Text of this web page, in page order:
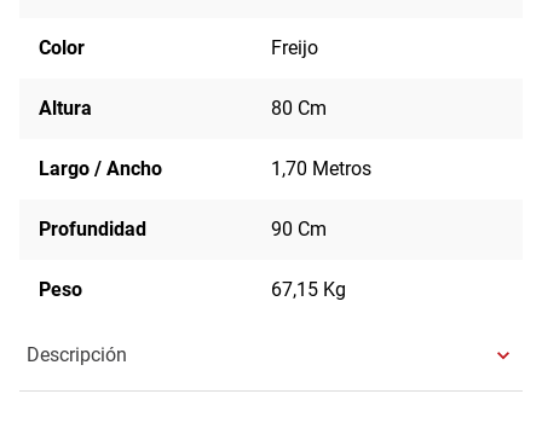
Color Freijo
Altura 80 Cm
Largo / Ancho 1,70 Metros
Profundidad 90 Cm
Peso 67,15 Kg
Descripción